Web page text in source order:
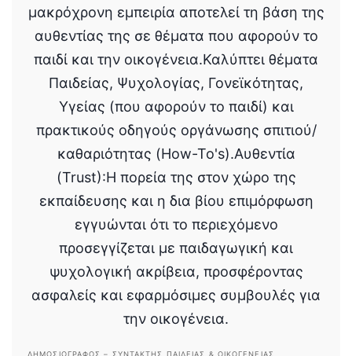
μακρόχρονη εμπειρία αποτελεί τη βάση της
αυθεντίας της σε θέματα που αφορούν το
παιδί και την οικογένεια.Καλύπτει θέματα
Παιδείας, Ψυχολογίας, Γονεϊκότητας,
Υγείας (που αφορούν το παιδί) και
πρακτικούς οδηγούς οργάνωσης σπιτιού/
καθαριότητας (How-To's).Αυθεντία
(Trust):Η πορεία της στον χώρο της
εκπαίδευσης και η δια βίου επιμόρφωση
εγγυώνται ότι το περιεχόμενο
προσεγγίζεται με παιδαγωγική και
ψυχολογική ακρίβεια, προσφέροντας
ασφαλείς και εφαρμόσιμες συμβουλές για
την οικογένεια.